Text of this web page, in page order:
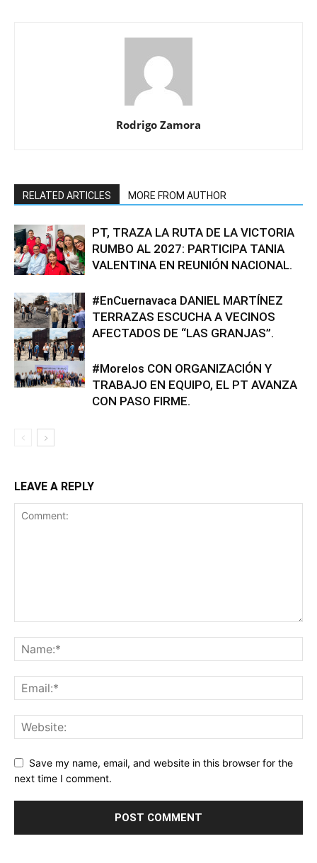
Rodrigo Zamora
RELATED ARTICLES MORE FROM AUTHOR
PT, TRAZA LA RUTA DE LA VICTORIA
RUMBO AL 2027: PARTICIPA TANIA
VALENTINA EN REUNIÓN NACIONAL.
#EnCuernavaca DANIEL MARTÍNEZ
TERRAZAS ESCUCHA A VECINOS
AFECTADOS DE “LAS GRANJAS”.
#Morelos CON ORGANIZACIÓN Y
TRABAJO EN EQUIPO, EL PT AVANZA
CON PASO FIRME.
LEAVE A REPLY
Save my name, email, and website in this browser for the
next time I comment.